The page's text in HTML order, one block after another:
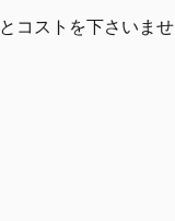
コストを下さいませ